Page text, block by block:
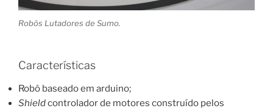
Robôs Lutadores de Sumo.
Características
Robô baseado em arduino;
Shieldcontrolador de motores construído pelos